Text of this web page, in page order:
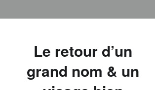
Le retour d’un
grand nom & un